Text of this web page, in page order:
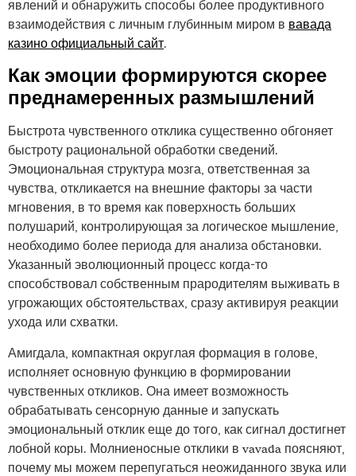
явлений и обнаружить способы более продуктивного
взаимодействия с личным глубинным миром в вавада
казино официальный сайт.
Как эмоции формируются скорее
преднамеренных размышлений
Быстрота чувственного отклика существенно обгоняет
быстроту рациональной обработки сведений.
Эмоциональная структура мозга, ответственная за
чувства, откликается на внешние факторы за части
мгновения, в то время как поверхность больших
полушарий, контролирующая за логическое мышление,
необходимо более периода для анализа обстановки.
Указанный эволюционный процесс когда-то
способствовал собственным прародителям выживать в
угрожающих обстоятельствах, сразу активируя реакции
ухода или схватки.
Амигдала, компактная округлая формация в голове,
исполняет основную функцию в формировании
чувственных откликов. Она имеет возможность
обрабатывать сенсорную данные и запускать
эмоциональный отклик еще до того, как сигнал достигнет
лобной коры. Молниеносные отклики в vavada поясняют,
почему мы можем перепугаться неожиданного звука или